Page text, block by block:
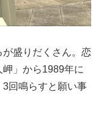
盛りだくさん。恋
」から1989年に
回鳴らすと願い事